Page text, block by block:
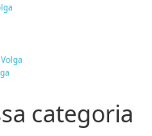
categoria